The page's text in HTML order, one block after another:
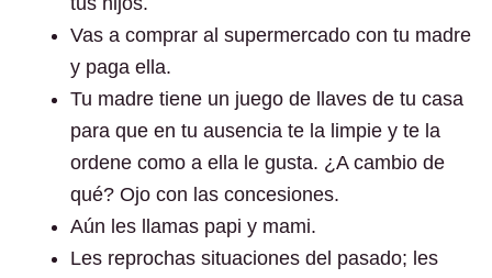
Vas a comprar al supermercado con tu madre
y paga ella.
Tu madre tiene un juego de llaves de tu casa
para que en tu ausencia te la limpie y te la
ordene como a ella le gusta. ¿A cambio de
qué? Ojo con las concesiones.
Aún les llamas papi y mami.
Les reprochas situaciones del pasado; les